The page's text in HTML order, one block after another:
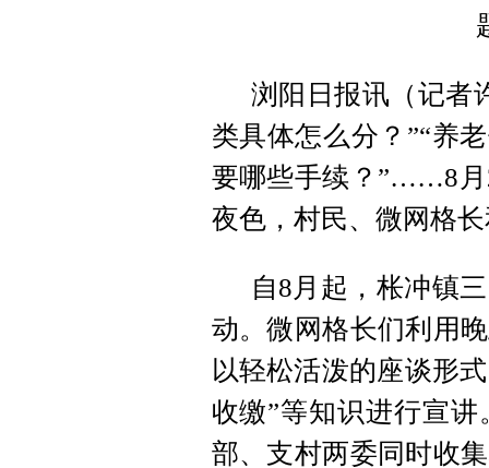
浏阳日报讯（记者
类具体怎么分？”“养
要哪些手续？”……8月
夜色，村民、微网格
自8月起，枨冲镇
动。微网格长们利用
以轻松活泼的座谈形
收缴”等知识进行宣
部、支村两委同时收